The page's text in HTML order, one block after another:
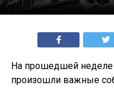
На прошедшей
произошли важные